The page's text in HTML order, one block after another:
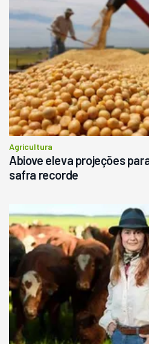
Agricultura
Abiove eleva projeções
safra recorde